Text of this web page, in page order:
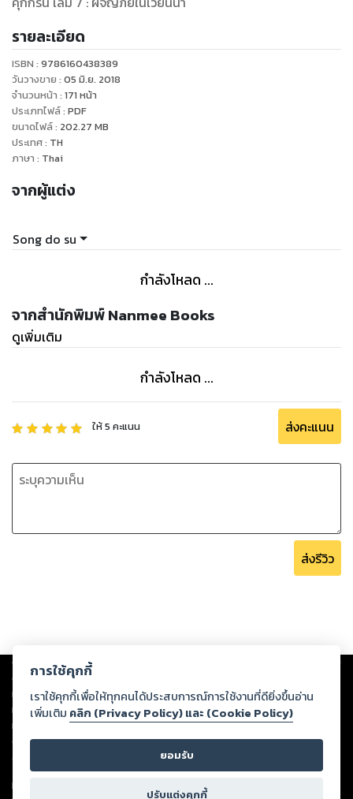
รายละเอียด
ISBN : 9786160438389
วันวางขาย : 05 มิ.ย. 2018
จำนวนหน้า : 171 หน้า
ประเภทไฟล์: PDF
ขนาดไฟล์: 202.27 MB
ประเทศ: TH
ภาษา : Thai
จากผู้แต่ง
Song do su
กำลังโหลด ...
จากสำนักพิมพ์ Nanmee Books
ดูเพิ่มเติม
กำลังโหลด ...
ให้5 คะแนน ส่งคะแนน
ส่งรีวิว
Copyright © 2026
ต่อผลงานหรือเนื้อหาใดที่อัปโหลดผ่านเว็บไซต์และปรากฏว่าละเมิดสิทธิใน
ทรัพย์สินทางปัญญาของบุคคลอื่นหรือขัดต่อกฎหมายและศีลธรรม ดังนั้น ผู้อ่าน
ทุกท่านโปรดใช้วิจารณญาณในการกลั่นกรองด้วยตนเอง และหากท่านพบว่าส่วน
หนึ่งส่วนใดขัดต่อกฎหมายและศีลธรรม กรุณาแจ้งมายังบริษัท เพื่อทีมงานจะได้
ดำเนินการในทันที ทั้งนี้ ทางสตอรี่ล็อกขอสงวนลิขสิทธิ์ตามพระราชบัญญัติ
ลิขสิทธิ์ พ.ศ. 2537 (ฉบับล่าสุด)
For support: member@ookbee.com
การใช้คุกกี้
เราใช้คุกกี้เพื่อให้ทุกคนได้ประสบการณ์การใช้งานที่ดียิ่งขึ้นอ่าน
เพิ่มเติม คลิก (Privacy Policy) และ (Cookie Policy)
ยอมรับ
ปรับแต่งคุกกี้